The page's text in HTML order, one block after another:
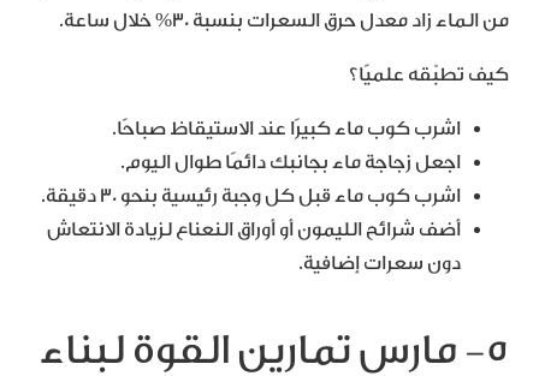
من الماء زاد معدل حرق السعرات بنسبة 30% خلال ساعة.
كيف تطبّقه علميًا؟
اشرب كوب ماء كبيرًا عند الاستيقاظ صباحًا.
اجعل زجاجة ماء بجانبك دائمًا طوال اليوم.
اشرب كوب ماء قبل كل وجبة رئيسية بنحو 30 دقيقة.
أضف شرائح الليمون أو أوراق النعناع لزيادة الانتعاش
دون سعرات إضافية.
5- مارس تمارين القوة لبناء